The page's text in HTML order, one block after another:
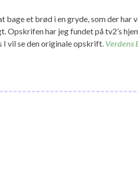
bage et brød i en gryde, som der
Opskrifen har jeg fundet på tv2’s
I vil se den originale opskrift. Verdens